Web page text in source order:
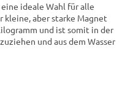
ideale Wahl für alle
kleine, aber starke Magnet
und ist somit in der
und aus dem Wasser